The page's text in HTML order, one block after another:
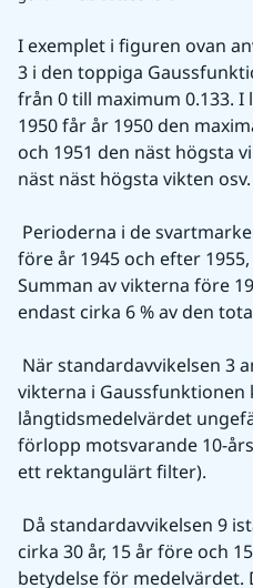
I exemplet i figuren ovan
3 i den toppiga
från 0 till maximum 0.133.
1950 får år 1950 den
och 1951 den näst högsta
näst näst högsta vikten osv.
före år 1945 och efter
Summan av vikterna före
endast cirka 6 % av den
vikterna i Gaussfunktionen
långtidsmedelvärdet
förlopp motsvarande 10-
ett rektangulärt filter).
cirka 30 år, 15 år före och
betydelse för medelvärdet.